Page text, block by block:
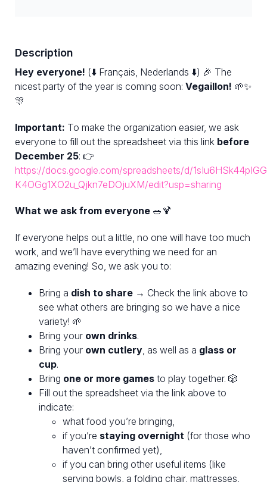
Description
Hey everyone! (⬇️ Français, Nederlands ⬇️) 🎉 The
nicest party of the year is coming soon: Vegaillon! 🌱✨
🎊
Important: To make the organization easier, we ask
everyone to fill out the spreadsheet via this link before
December 25: 👉
https://docs.google.com/spreadsheets/d/
K4OGg1XO2u_Qjkn7eDOjuXM/edit?usp=sharing
What we ask from everyone 🥗🍹
If everyone helps out a little, no one will have too much
work, and we’ll have everything we need for an
amazing evening! So, we ask you to:
Bring a dish to share → Check the link above to
see what others are bringing so we have a nice
variety! 🌱
Bring your own drinks.
Bring your own cutlery, as well as a glass or
cup.
Bring one or more games to play together. 🎲
Fill out the spreadsheet via the link above to
indicate:
what food you’re bringing,
if you’re staying overnight (for those who
haven’t confirmed yet),
if you can bring other useful items (like
serving bowls, a folding chair, mattresses,